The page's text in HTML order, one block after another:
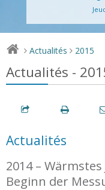
> Actualités > 2015
Actualités -
Actualités
2014 –
Beginn der